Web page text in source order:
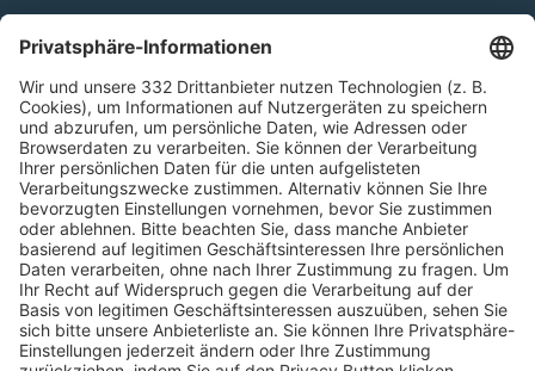
Kontakt
HÄUFIG BESUCHTE SEITEN
Pässe und Vereinswechsel
Trainerausbildung
Schulungsangebot Vereinsmitarbeiter
BFV-Geschäftsstellen
Trainerbörse
Login SpielPlus